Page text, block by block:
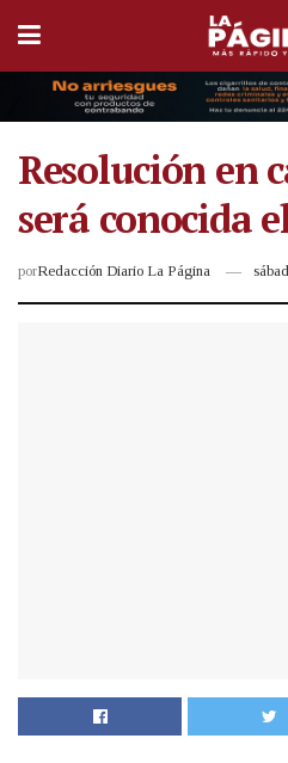
Resolución en
será conocida
porRedacción Diario La Página